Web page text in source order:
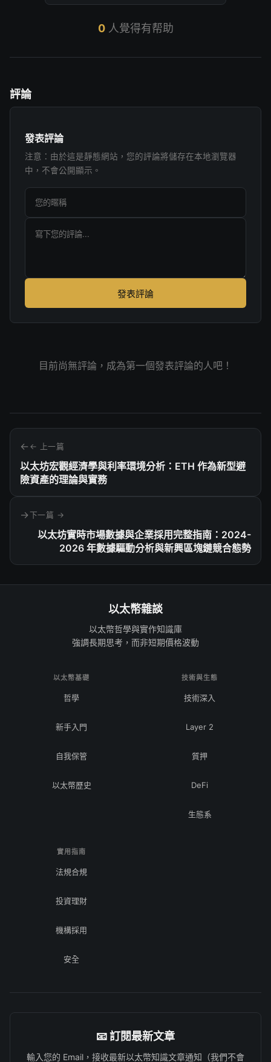
0人覺得有帮助
評論
發表評論
注意：由於這是靜態網站，您的評論將儲存在本地瀏覽器
中，不會公開顯示。
發表評論
目前尚無評論，成為第一個發表評論的人吧！
← 上一篇
以太坊宏觀經濟學與利率環境分析：ETH 作為新型避
險資產的理論與實務
下一篇 →
以太坊實時市場數據與企業採用完整指南：2024-
2026 年數據驅動分析與新興區塊鏈競合態勢
以太幣雜談
以太幣哲學與實作知識庫
強調長期思考，而非短期價格波動
以太幣基礎
哲學
新手入門
自我保管
以太幣歷史
技術與生態
技術深入
Layer 2
質押
DeFi
生態系
實用指南
法規合規
投資理財
機構採用
安全
📧 訂閱最新文章
輸入您的 Email，接收最新以太幣知識文章通知（我們不會